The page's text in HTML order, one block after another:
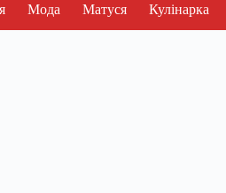
Мода Матуся Кулінарка